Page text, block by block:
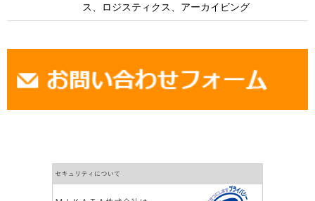
ス、ロジスティクス、アーカイビング